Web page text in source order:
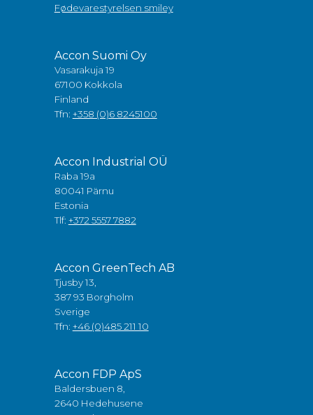
Fødevarestyrelsen smiley
Accon Suomi Oy
Vasarakuja 19
67100 Kokkola
Finland
Tfn: +358 (0)6 8245100
Accon Industrial OÜ
Raba 19a
80041 Pärnu
Estonia
Tlf: +372 5557 7882
Accon GreenTech AB
Tjusby 13,
387 93 Borgholm
Sverige
Tfn: +46 (0)485 211 10
Accon FDP ApS
Baldersbuen 8,
2640 Hedehusene